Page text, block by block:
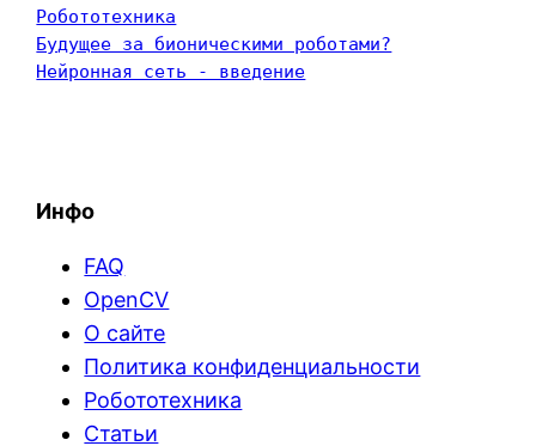
Робототехника
Будущее за бионическими роботами?
Нейронная сеть - введение
Инфо
FAQ
OpenCV
О сайте
Политика конфиденциальности
Робототехника
Статьи